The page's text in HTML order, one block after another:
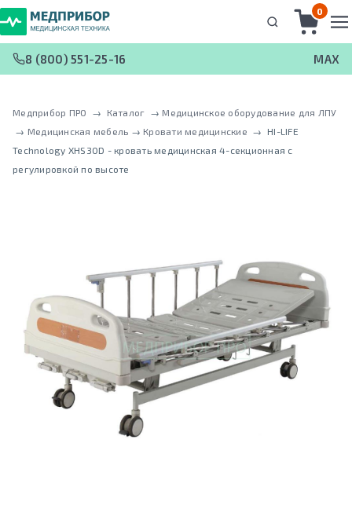
0
8 (800) 551-25-16 MAX
Медприбор ПРО → Каталог → Медицинское оборудование для ЛПУ
→ Медицинская мебель → Кровати медицинские →
HI-LIFE
Technology XHS30D - кровать медицинская 4-секционная с
регулировкой по высоте